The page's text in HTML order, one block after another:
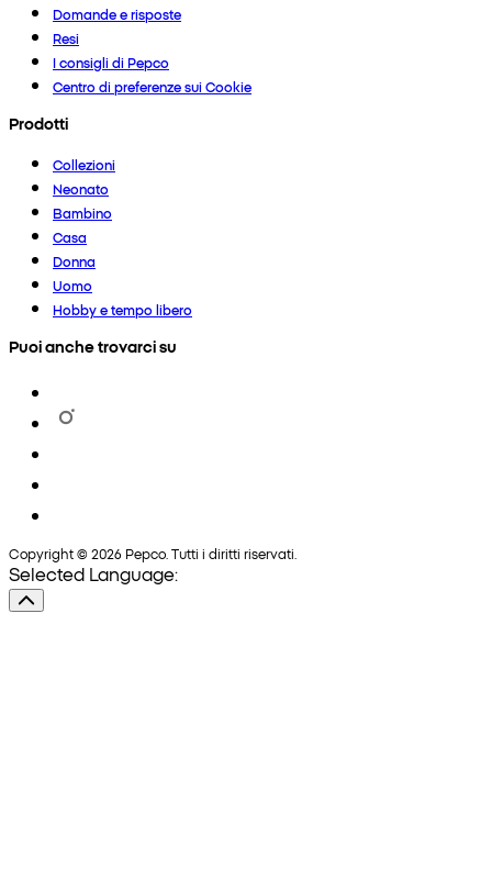
Domande e risposte
Resi
I consigli di Pepco
Centro di preferenze sui Cookie
Prodotti
Collezioni
Neonato
Bambino
Casa
Donna
Uomo
Hobby e tempo libero
Puoi anche trovarci su
Copyright © 2026 Pepco. Tutti i diritti riservati.
Selected Language: